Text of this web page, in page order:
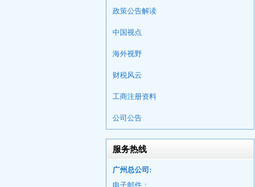
政策公告解读
中国视点
海外视野
财税风云
工商注册资料
公司公告
服务热线
广州总公司:
电子邮件：